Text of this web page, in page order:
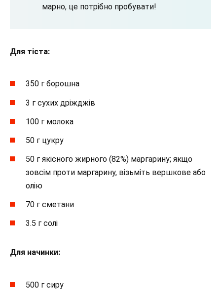
марно, це потрібно пробувати!
Для тіста:
350 г борошна
3 г сухих дріжджів
100 г молока
50 г цукру
50 г якісного жирного (82%) маргарину; якщо
зовсім проти маргарину, візьміть вершкове або
олію
70 г сметани
3.5 г солі
Для начинки:
500 г сиру